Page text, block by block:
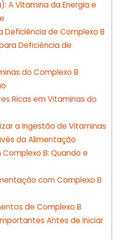
A Vitamina da Energia e
de Complexo B
Deficiência de
do Complexo B
Ricas em Vitaminas do
a Ingestão de Vitaminas
da Alimentação
B: Quando e
com Complexo B
de Complexo B
Antes de Iniciar